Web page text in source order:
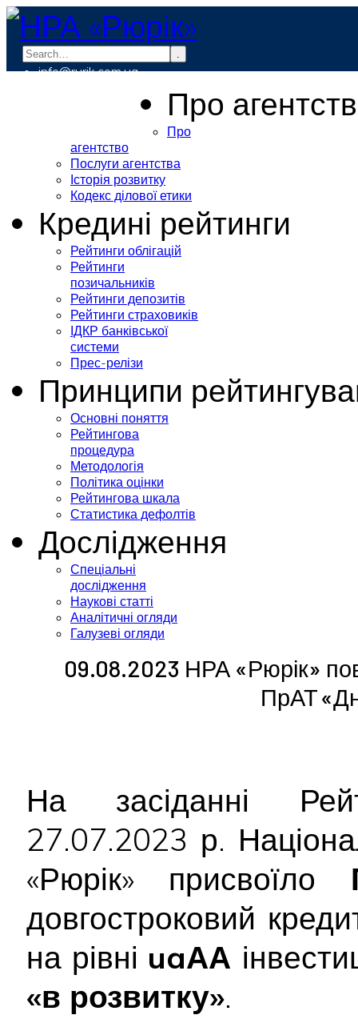
.
info@rurik.com.ua
Про
Про
агентство
Послуги агентства
Історія розвитку
Кодекс ділової етики
Кредині рейтинги
Рейтинги облігацій
Рейтинги
позичальників
Рейтинги депозитів
Рейтинги страховиків
ІДКР банківської
системи
Прес-релізи
Принципи
Основні поняття
Рейтингова
процедура
Методологія
Політика оцінки
Рейтингова шкала
Статистика дефолтів
Дослідження
Спеціальні
дослідження
Наукові статті
Аналітичні огляди
Галузеві огляди
09.08.2023 НРА «Рюрік»
ПрАТ
На засіданні
27.07.2023 р.
«Рюрік» присвоїло
довгостроковий
на рівні uaАА
«в розвитку».